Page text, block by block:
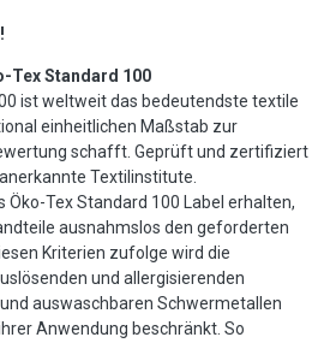
Tex Standard 100
ist weltweit das bedeutendste textile
einheitlichen Maßstab zur
schafft. Geprüft und zertifiziert
Textilinstitute.
Öko-Tex Standard 100 Label erhalten,
ausnahmslos den geforderten
Kriterien zufolge wird die
und allergisierenden
auswaschbaren Schwermetallen
Anwendung beschränkt. So